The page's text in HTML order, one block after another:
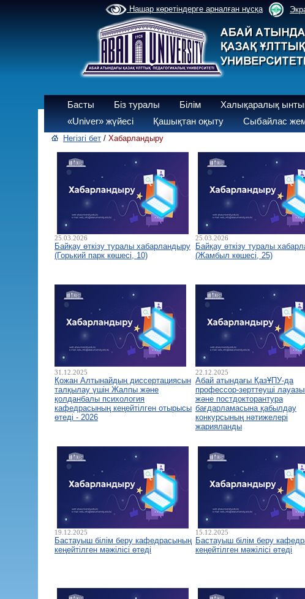
Нашар көретіндерге арналған нұсқа
Басты Біз туралы Білім Халықаралық
«Univer» жүйесі
Қашықтан оқыту Сыбайлас
Негізгі бет / Хабарландыру
25.03.2026
Байқау өткізу туралы хабарландыру
(Горький парк көшесі, 10)
25.03.2026
Байқау өткізу туралы
(Жамбыл көшесі, 25)
31.12.2025
Қожан Алтынайдың диссертациясын
талқылау үшін Жалпы және
қолданбалы психология
кафедрасының кеңейтілген отырысы
өтеді - 2026
22.12.2025
Абай атындағы ҚазҰПУ-да
профессор-зерттеуші
және постдокторантура
бағдарламасына қабылдау
конкурсының нәтижелері
жарияланды
19.12.2025
Бастауыш білім беру кафедрасының
кеңейтілген мәжілісі өтеді
15.12.2025
Бастауыш білім беру
кеңейтілген мәжілісі өтеді